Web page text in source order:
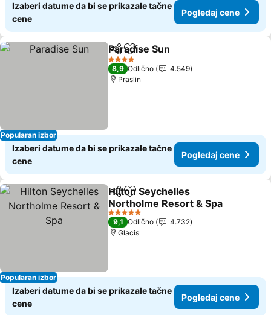
Izaberi datume da bi se prikazale tačne
cene
Pogledaj cene
Popularan izbor
Deli Dodati u favorite
Paradise Sun
4 Zvezdice
8,9 Odlično
4.549
Praslin
Izaberi datume da bi se prikazale tačne
cene
Pogledaj cene
Popularan izbor
Deli Dodati u favorite
Hilton Seychelles
Northolme Resort & Spa
5 Zvezdice
9,1 Odlično
4.732
Glacis
Izaberi datume da bi se prikazale tačne
cene
Pogledaj cene